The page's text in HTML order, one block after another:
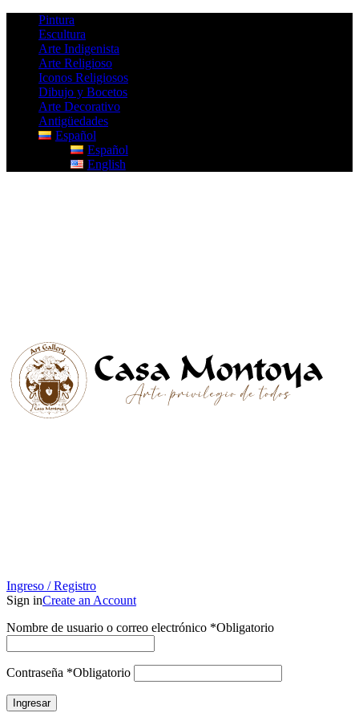
Pintura
Escultura
Arte Indigenista
Arte Religioso
Iconos Religiosos
Dibujo y Bocetos
Arte Decorativo
Antigüedades
Español
Español
English
Ingreso / Registro
Sign inCreate an Account
Nombre de usuario o correo electrónico *Obligatorio
Contraseña *Obligatorio
Ingresar